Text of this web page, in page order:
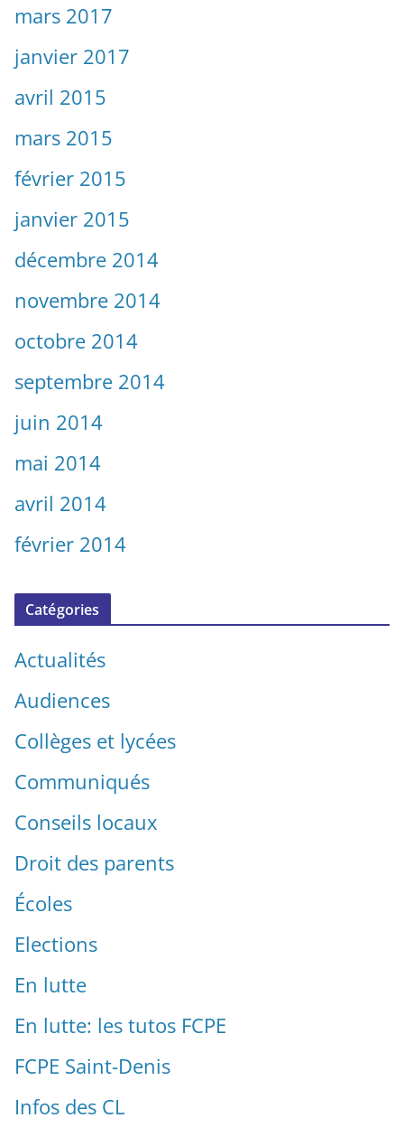
mars 2017
janvier 2017
avril 2015
mars 2015
février 2015
janvier 2015
décembre 2014
novembre 2014
octobre 2014
septembre 2014
juin 2014
mai 2014
avril 2014
février 2014
Catégories
Actualités
Audiences
Collèges et lycées
Communiqués
Conseils locaux
Droit des parents
Écoles
Elections
En lutte
En lutte: les tutos FCPE
FCPE Saint-Denis
Infos des CL